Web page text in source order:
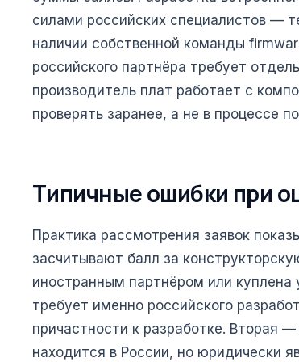
силами российских специалистов —
наличии собственной команды
российского партнёра требует
производитель плат работает с
проверять заранее, а не в процессе
Типичные ошибки при
Практика рассмотрения заявок
засчитывают балл за
иностранным партнёром или куплена
требует именно российского
причастности к разработке. Вторая
находится в России, но юридически